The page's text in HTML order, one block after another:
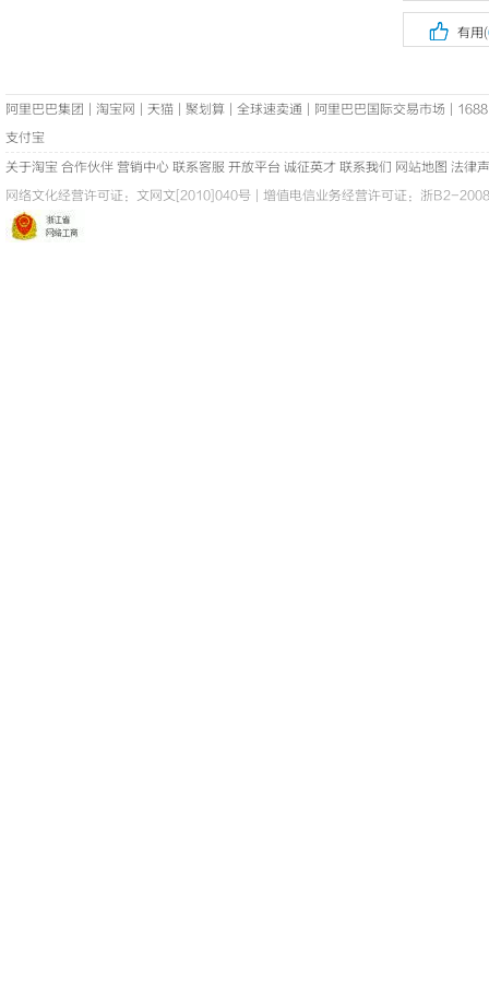
 有用(
阿里巴巴集团 淘宝网 天猫 聚划算 全球速卖通 阿里巴巴国际交易市场
1688
支付宝
关于淘宝 合作伙伴 营销中心 联系客服 开放平台 诚征英才 联系我们 网站地图 法律
网络文化经营许可证： 文网文[2010]040号 增值电信业务经营许可证：浙B2-